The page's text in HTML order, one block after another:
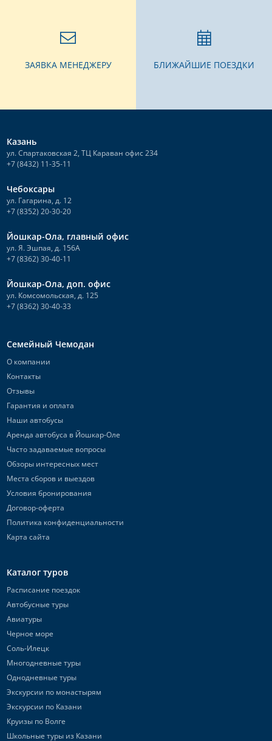
ЗАЯВКА МЕНЕДЖЕРУ БЛИЖАЙШИЕ ПОЕЗДКИ
Казань
ул. Спартаковская 2, ТЦ Караван офис 234
+7 (8432) 11-35-11
Чебоксары
ул. Гагарина, д. 12
+7 (8352) 20-30-20
Йошкар-Ола, главный офис
ул. Я. Эшпая, д. 156А
+7 (8362) 30-40-11
Йошкар-Ола, доп. офис
ул. Комсомольская, д. 125
+7 (8362) 30-40-33
Семейный Чемодан
О компании
Контакты
Отзывы
Гарантия и оплата
Наши автобусы
Аренда автобуса в Йошкар-Оле
Часто задаваемые вопросы
Обзоры интересных мест
Места сборов и выездов
Условия бронирования
Договор-оферта
Политика конфиденциальности
Карта сайта
Каталог туров
Расписание поездок
Автобусные туры
Авиатуры
Черное море
Соль-Илецк
Многодневные туры
Однодневные туры
Экскурсии по монастырям
Экскурсии по Казани
Круизы по Волге
Школьные туры из Казани